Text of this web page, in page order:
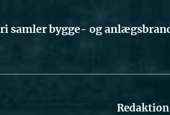
samler bygge- og
Redaktion